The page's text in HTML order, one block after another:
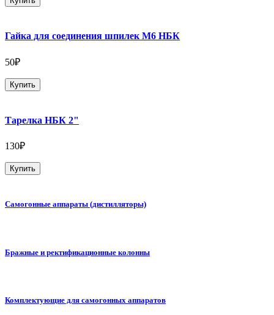
Гайка для соединения шпилек М6 НБК
50₽
Купить
Тарелка НБК 2"
130₽
Купить
Самогонные аппараты (дистилляторы)
Бражные и ректификационные колонны
Комплектующие для самогонных аппаратов